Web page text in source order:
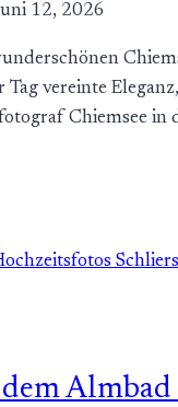
12, 2026
Tag vereinte
Chiemsee in